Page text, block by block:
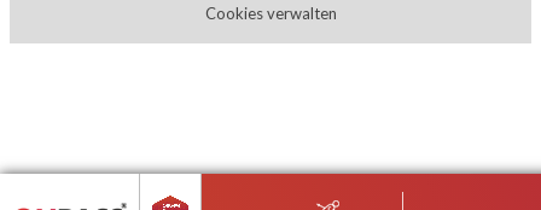
Cookies verwalten